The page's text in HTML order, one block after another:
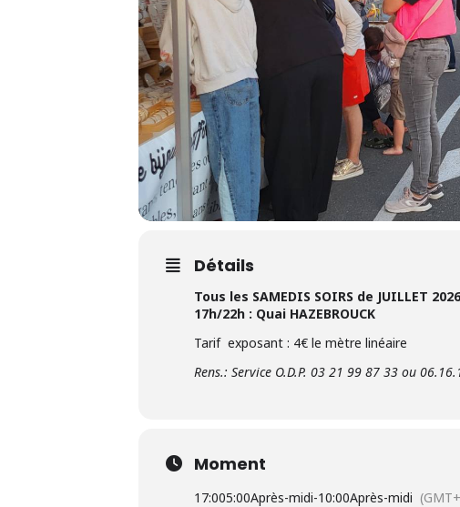
Détails
Tous les SAMEDIS SOIRS de JUILLET
17h/22h : Quai HAZEBROUCK
Tarif exposant : 4€ le mètre linéaire
Rens.: Service O.D.P. 03 21 99 87 33 ou
Moment
17:005:00Après-midi-10:00Après-midi